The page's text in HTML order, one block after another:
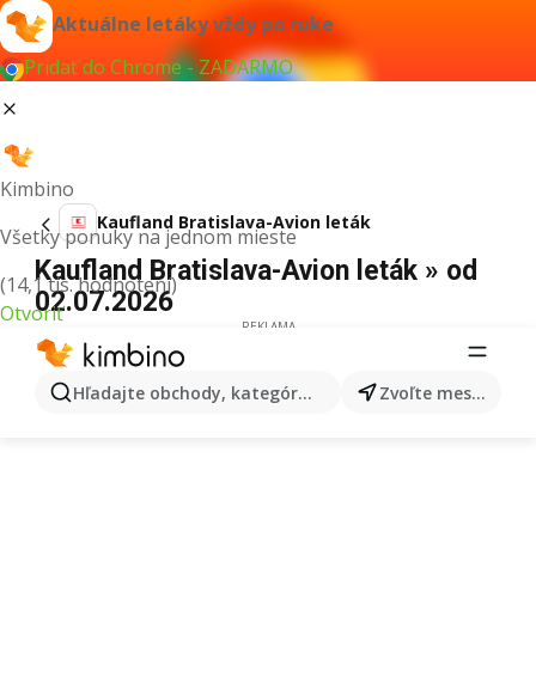
Aktuálne letáky vždy po ruke
Pridať do Chrome - ZADARMO
Kimbino
Všetky ponuky na jednom mieste
(14,1 tis. hodnotení)
Otvoriť
Hľadajte obchody, kategórie, produkty... Zvoľte mesto
Kaufland Bratislava-Avion leták
Kaufland Bratislava-Avion leták » od
02.07.2026
REKLAMA